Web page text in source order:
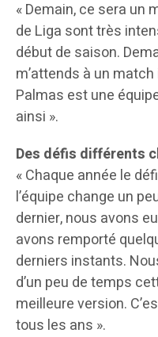
« Demain, ce sera un
de Liga sont très
début de saison.
m’attends à un
Palmas est une
ainsi ».
Des défis différents
« Chaque année le
l’équipe change un
dernier, nous avons
avons remporté
derniers instants.
d’un peu de temps
meilleure version.
tous les ans ».